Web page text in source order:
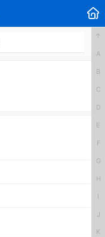
↑
A
B
C
D
E
F
G
H
I
J
K